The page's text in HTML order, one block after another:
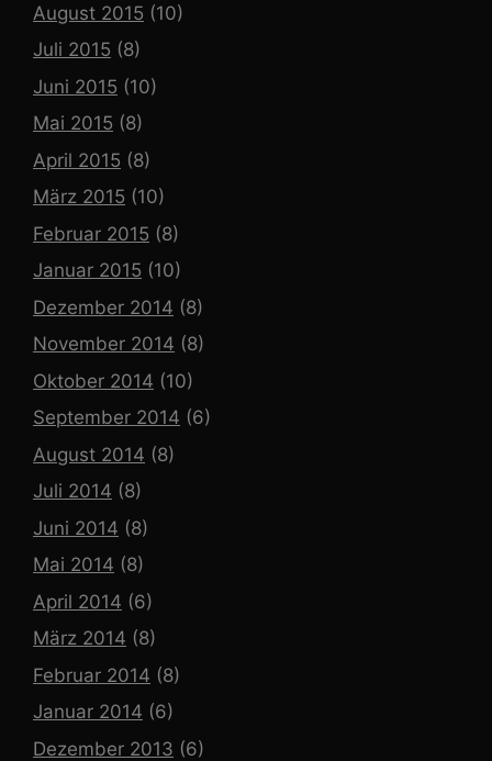
August 2015 (10)
Juli 2015 (8)
Juni 2015 (10)
Mai 2015 (8)
April 2015 (8)
März 2015 (10)
Februar 2015 (8)
Januar 2015 (10)
Dezember 2014 (8)
November 2014 (8)
Oktober 2014 (10)
September 2014 (6)
August 2014 (8)
Juli 2014 (8)
Juni 2014 (8)
Mai 2014 (8)
April 2014 (6)
März 2014 (8)
Februar 2014 (8)
Januar 2014 (6)
Dezember 2013 (6)